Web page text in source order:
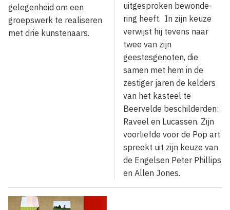
gelegenheid om een
groepswerk te realiseren
met drie kunstenaars.
uitgesproken bewonde­
ring heeft. In zijn keuze
verwijst hij tevens naar
twee van zijn
geestesgenoten, die
samen met hem in de
zestiger jaren de kelders
van het kas­teel te
Beervelde beschilderden:
Raveel en Lucassen. Zijn
voorliefde voor de Pop art
spreekt uit zijn keuze van
de Engel­sen Peter Phillips
en Allen Jones.